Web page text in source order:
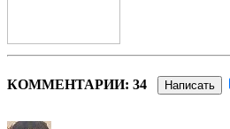
КОММЕНТАРИИ: 34 Написать